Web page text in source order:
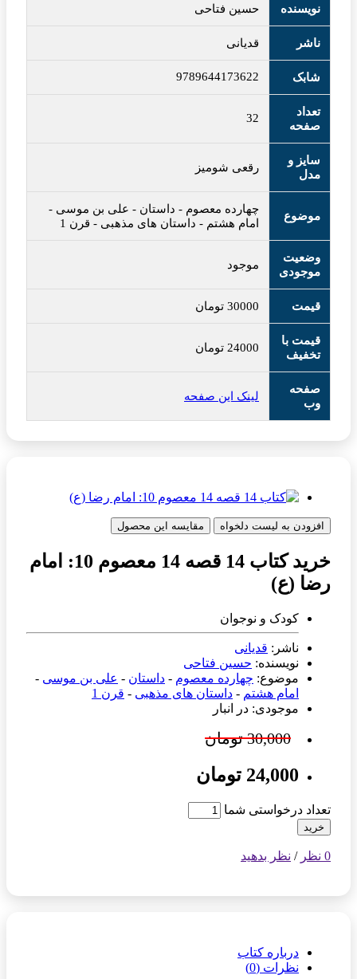
نویسنده حسین فتاحی
ناشر قدیانی
شابک 9789644173622
تعداد
صفحه
32
سایز و
مدل
رقعی شومیز
موضوع
چهارده معصوم - داستان - علی بن موسی -
امام هشتم - داستان های مذهبی - قرن 1
وضعیت
موجودی
موجود
قیمت 30000 تومان
قیمت با
تخفیف
24000 تومان
صفحه
وب
لینک این صفحه
افزودن به لیست دلخواه مقایسه این محصول
خرید کتاب 14 قصه 14 معصوم 10: امام
رضا (ع)
کودک و نوجوان
ناشر: قدیانی
نویسنده: حسین فتاحی
موضوع: چهارده معصوم - داستان - علی بن موسی -
امام هشتم - داستان های مذهبی - قرن 1
موجودی: در انبار
30,000 تومان
24,000 تومان
تعداد درخواستی شما
خرید
0 نظر / نظر بدهید
درباره کتاب
نظرات (0)